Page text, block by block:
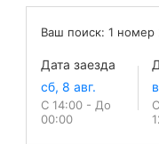
Ваш поиск: 1 номер
Дата заезда
С 14:00 - До
00:00